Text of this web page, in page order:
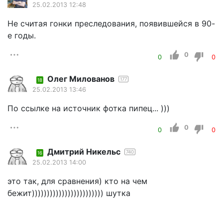
25.02.2013 12:48
Не считая гонки преследования, появившейся в 90-
е годы.
0 0 0
18 Олег Милованов 177
25.02.2013 13:46
По ссылке на источник фотка пипец... )))
0 0 0
16 Дмитрий Никельс 740
25.02.2013 14:00
это так, для сравнения) кто на чем
бежит)))))))))))))))))))))))) шутка